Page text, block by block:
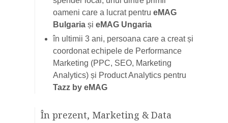
oameni care a lucrat pentru eMAG
Bulgariași eMAG Ungaria
în ultimii 3 ani, persoana care a creat și
coordonat echipele de Performance
Marketing (PPC, SEO, Marketing
Analytics) și Product Analytics pentru
Tazz by eMAG
În prezent, Marketing & Data